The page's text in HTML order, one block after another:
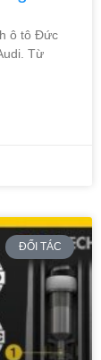
ô tô Đức
Từ
ĐỐI TÁC